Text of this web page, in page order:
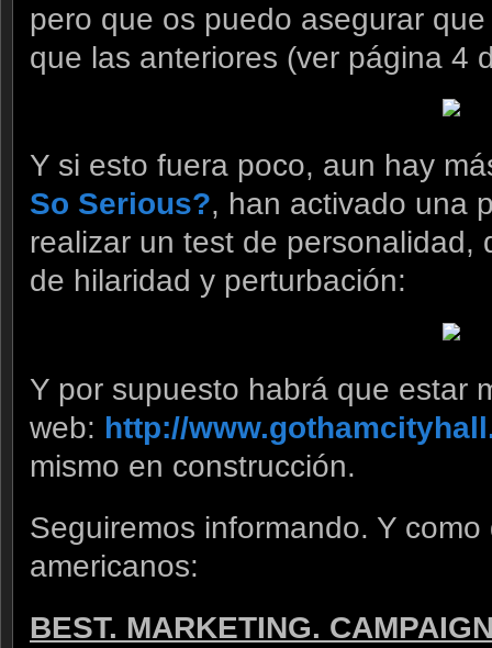
pero que os puedo asegurar
que las anteriores (ver página 4
Y si esto fuera poco, aun hay
So Serious?, han activado una
realizar un test de personalidad,
de hilaridad y perturbación:
Y por supuesto habrá que estar
web: http://
mismo en construcción.
Seguiremos informando. Y
americanos:
BEST. MARKETING.